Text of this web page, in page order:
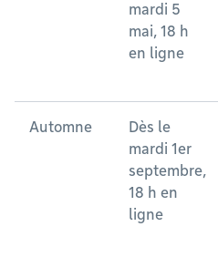
mardi 5
mai, 18 h
en ligne
Automne
Dès le
mardi 1er
septembre,
18 h en
ligne